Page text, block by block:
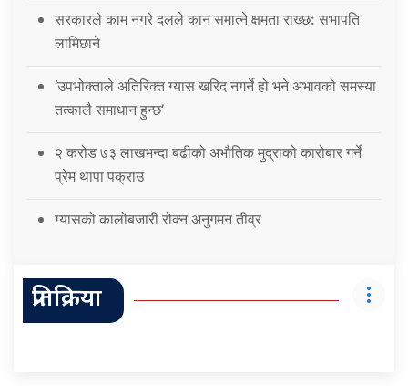
सरकारले काम नगरे दलले कान समात्ने क्षमता राख्छ: सभापति
लामिछाने
‘उपभोक्ताले अतिरिक्त ग्यास खरिद नगर्ने हो भने अभावको समस्या
तत्कालै समाधान हुन्छ’
२ करोड ७३ लाखभन्दा बढीको अभौतिक मुद्राको कारोबार गर्ने
प्रेम थापा पक्राउ
ग्यासको कालोबजारी रोक्न अनुगमन तीव्र
प्रतिक्रिया